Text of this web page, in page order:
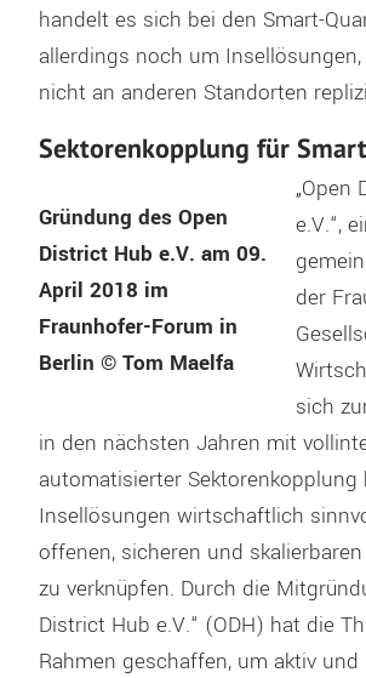
handelt es sich bei den Smart-
allerdings noch um
nicht an anderen Standorten
Sektorenkopplung für
Gründung des Open
District Hub e.V. am 09.
April 2018 im
Fraunhofer-Forum in
Berlin © Tom Maelfa
„Open
e.V.“,
der
sich
in den nächsten Jahren mit
automatisierter Sektorenkopplung
Insellösungen wirtschaftlich
offenen, sicheren und
zu verknüpfen. Durch die
District Hub e.V.“ (ODH) hat die
Rahmen geschaffen, um aktiv und